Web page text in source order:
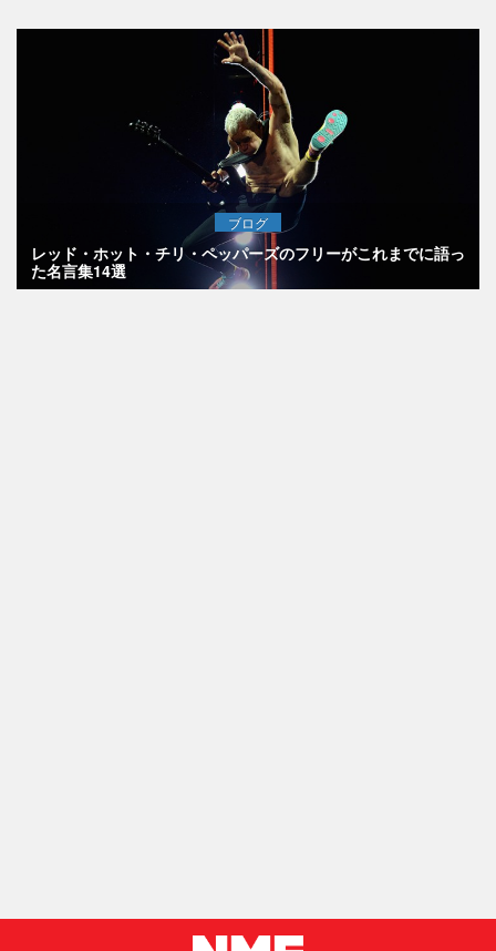
ブログ
レッド・ホット・チリ・ペッパーズのフリーがこれまでに語っ
た名言集14選